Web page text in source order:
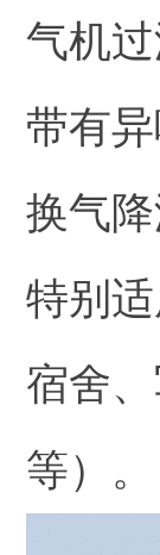
气机
带有
换气
特别
宿舍
等）。